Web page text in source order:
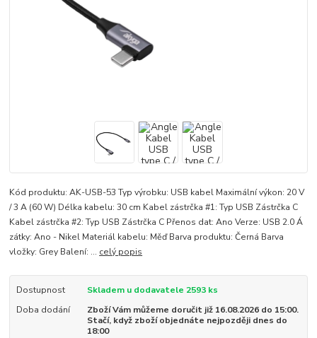
Kód produktu: AK-USB-53 Typ výrobku: USB kabel Maximální výkon: 20 V
/ 3 A (60 W) Délka kabelu: 30 cm Kabel zástrčka #1: Typ USB Zástrčka C
Kabel zástrčka #2: Typ USB Zástrčka C Přenos dat: Ano Verze: USB 2.0 Á
zátky: Ano - Nikel Materiál kabelu: Měď Barva produktu: Černá Barva
vložky: Grey Balení: ... celý popis
Dostupnost
Skladem u dodavatele 2593 ks
Doba dodání
Zboží Vám můžeme doručit již 16.08.2026 do 15:00.
Stačí, když zboží objednáte nejpozději dnes do
18:00